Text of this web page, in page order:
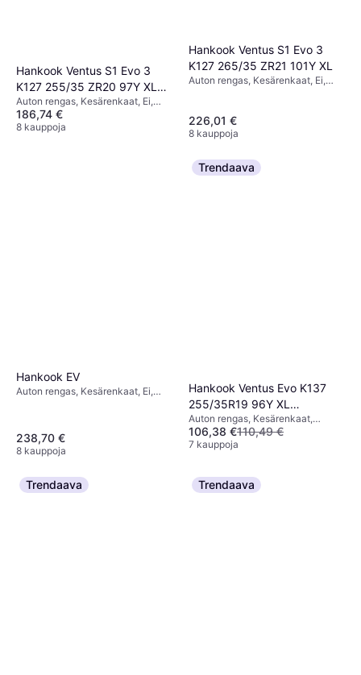
Hankook Ventus S1 Evo 3
K127 255/35 ZR20 97Y XL
RunFlat
Auton rengas, Kesärenkaat, Ei,
Henkilöauto, Puhkeamaton, Profiili
35 %, Nopeusindeksi Y (300 km/h)
186,74 €
8 kauppoja
Hankook Ventus S1 Evo 3
K127 265/35 ZR21 101Y XL
Auton rengas, Kesärenkaat, Ei,
226,01 €
8 kauppoja
Hankook EV
Auton rengas, Kesärenkaat, Ei,
238,70 €
8 kauppoja
Trendaava
Hankook Ventus Evo K137
255/35R19 96Y XL
Kesärenkaat
Auton rengas, Kesärenkaat,
Henkilöauto, Profiili 35 %,
Nopeusindeksi Y (300 km/h)
106,38 €110,49 €
7 kauppoja
Trendaava Trendaava